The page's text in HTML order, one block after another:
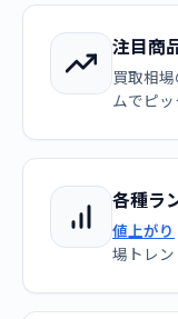
注目商
買取相
ムでピッ
各種ラ
値上がり
場トレン